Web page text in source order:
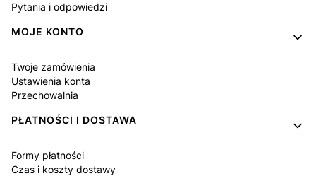
Pytania i odpowiedzi
MOJE KONTO
Twoje zamówienia
Ustawienia konta
Przechowalnia
PŁATNOŚCI I DOSTAWA
Formy płatności
Czas i koszty dostawy